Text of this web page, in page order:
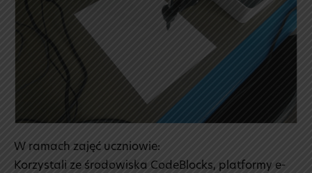
W ramach zajęć uczniowie:
Korzystali ze środowiska CodeBlocks, platformy e-